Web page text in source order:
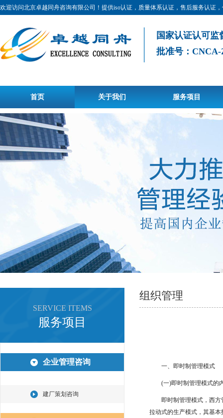
欢迎访问北京卓越同舟咨询有限公司！提供iso认证，质量体系认证，售后服务认证
国家认证认可
批准号：CNCA-
首页 关于我们 服务项目
SERVICE ITEMS
服务项目
企业管理咨询
建厂策划咨询
组织管理
一、即时制管理模式
(一)即时制管理模式的
即时制管理模式，西方管
拉动式的生产模式，其基